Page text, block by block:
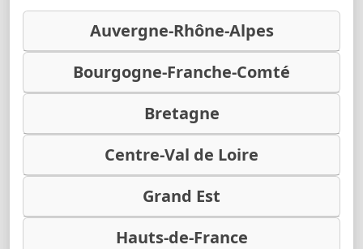
Auvergne-Rhône-Alpes
Bourgogne-Franche-Comté
Bretagne
Centre-Val de Loire
Grand Est
Hauts-de-France